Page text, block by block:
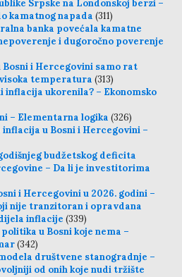
Srpske na Londonskoj berzi –
kamatnog napada (311)
banka povećala kamatne
i dugoročno poverenje
Bosni i Hercegovini samo rat
temperatura (313)
inflacija ukorenila? – Ekonomsko
– Elementarna logika (326)
u Bosni i Hercegovini –
budžetskog deficita
– Da li je investitorima
i Hercegovini u 2026. godini –
nije tranzitoran i opravdana
inflacije (339)
u Bosni koje nema –
(342)
društvene stanogradnje –
od onih koje nudi tržište